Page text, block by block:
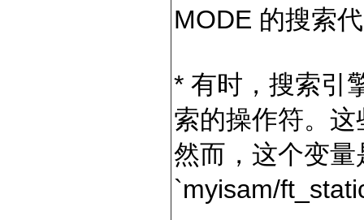
MODE 的搜索
* 有时，搜索引
索的操作符。
然而，这个变
`myisam/